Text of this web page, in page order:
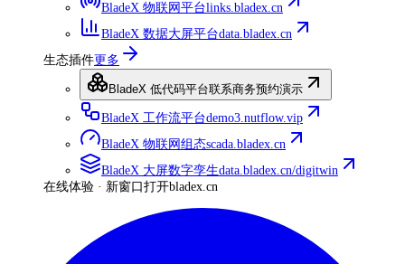
BladeX 物联网平台links.bladex.cn
BladeX 数据大屏平台data.bladex.cn
生态插件更多
BladeX 低代码平台联系商务预约演示
BladeX 工作流平台demo3.nutflow.vip
BladeX 物联网组态scada.bladex.cn
BladeX 大屏数字孪生data.bladex.cn/digitwin
在线体验 · 新窗口打开bladex.cn